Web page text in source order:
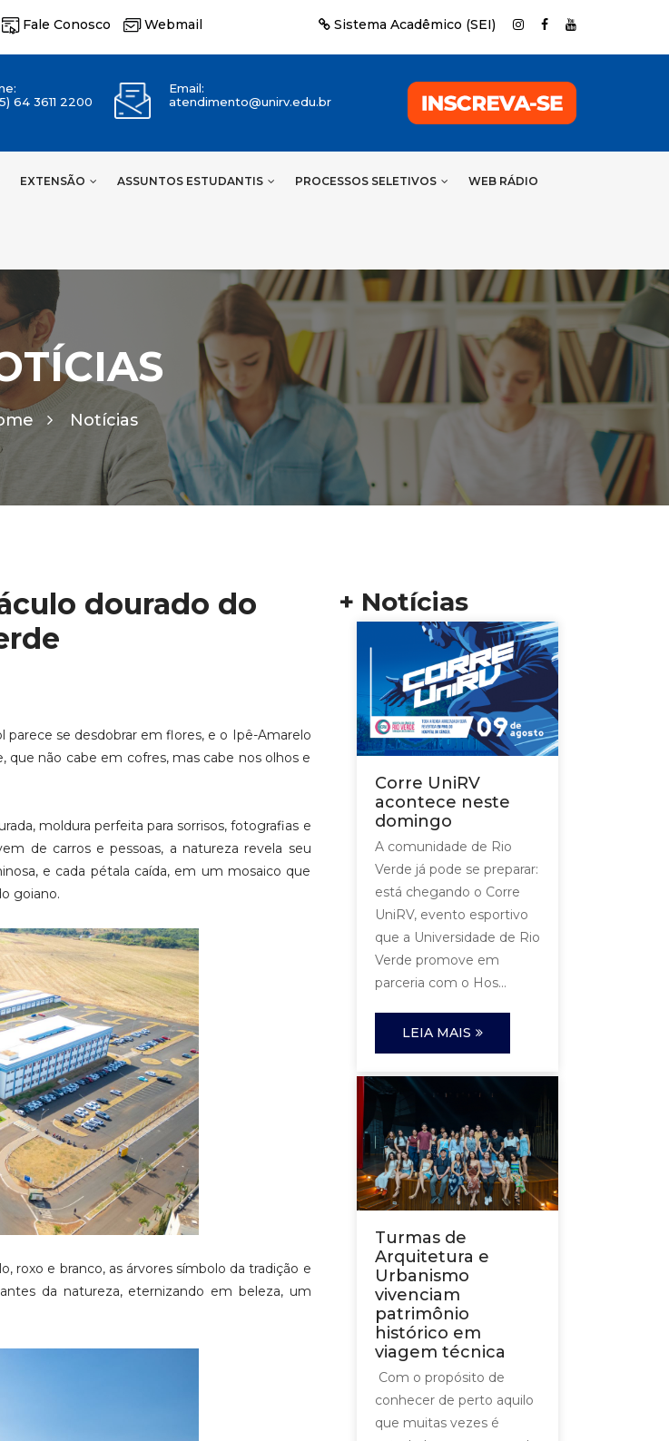
Fale Conosco Webmail Sistema Acadêmico (SEI)
64 3611 2200
Email:
atendimento@unirv.edu.br
EXTENSÃO ASSUNTOS ESTUDANTIS PROCESSOS SELETIVOS WEB RÁDIO
Notícias
dourado do
se desdobrar em flores, e o Ipê-Amarelo
que não cabe em cofres, mas cabe nos olhos e
moldura perfeita para sorrisos, fotografias e
de carros e pessoas, a natureza revela seu
e cada pétala caída, em um mosaico que
goiano.
roxo e branco, as árvores símbolo da tradição e
da natureza, eternizando em beleza, um
+ Notícias
Corre UniRV
acontece neste
domingo
A comunidade de Rio
Verde já pode se preparar:
está chegando o Corre
UniRV, evento esportivo
que a Universidade de Rio
Verde promove em
parceria com o Hos...
LEIA MAIS
Turmas de
Arquitetura e
Urbanismo
vivenciam
patrimônio
histórico em
viagem técnica
Com o propósito de
conhecer de perto aquilo
que muitas vezes é